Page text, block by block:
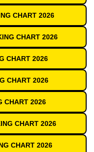
CHART 2026
CHART 2026
CHART 2026
CHART 2026
CHART 2026
CHART 2026
CHART 2026